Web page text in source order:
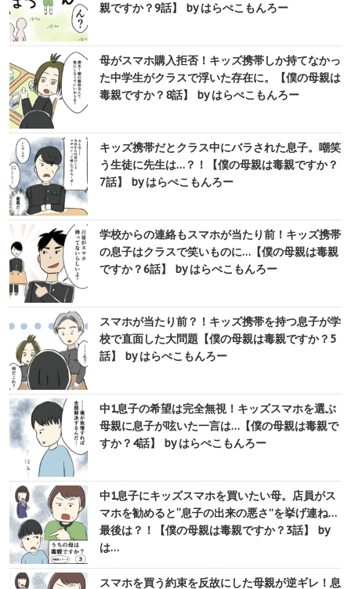
親ですか？9話】 by はらぺこもんろー
母がスマホ購入拒否！キッズ携帯しか持てなかっ
た中学生がクラスで浮いた存在に。【僕の母親は
毒親ですか？8話】 by はらぺこもんろー
キッズ携帯だとクラス中にバラされた息子。嘲笑
う生徒に先生は…？！【僕の母親は毒親ですか？
7話】 by はらぺこもんろー
学校からの連絡もスマホが当たり前！キッズ携帯
の息子はクラスで笑いものに…【僕の母親は毒親
ですか？6話】 by はらぺこもんろー
スマホが当たり前？！キッズ携帯を持つ息子が学
校で直面した大問題【僕の母親は毒親ですか？5
話】 by はらぺこもんろー
中1息子の希望は完全無視！キッズスマホを選ぶ
母親に息子が呟いた一言は…【僕の母親は毒親で
すか？4話】 by はらぺこもんろー
中1息子にキッズスマホを買いたい母。店員がス
マホを勧めると“息子の出来の悪さ”を挙げ連ね…
最後は？！【僕の母親は毒親ですか？3話】 by
は…
スマホを買う約束を反故にした母親が逆ギレ！息